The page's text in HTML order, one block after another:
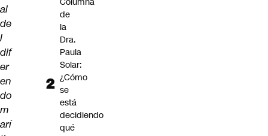
al
de
l
dif
er
en
do
m
arí
de
la
Dra.
Paula
Solar:
¿Cómo
se
está
decidiendo
qué